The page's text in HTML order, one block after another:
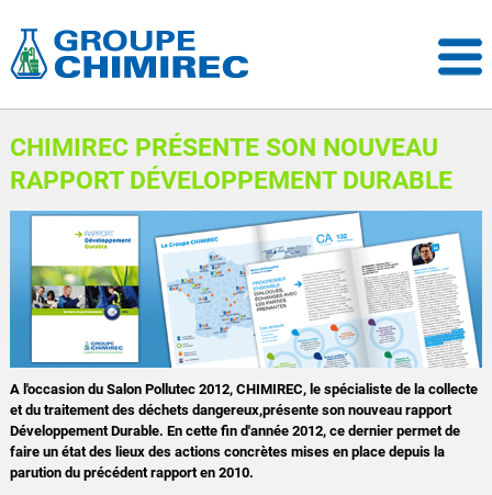
CHIMIREC PRÉSENTE SON NOUVEAU
RAPPORT DÉVELOPPEMENT DURABLE
A l'occasion du Salon Pollutec 2012, CHIMIREC, le spécialiste de la collecte
et du traitement des déchets dangereux,présente son nouveau rapport
Développement Durable. En cette fin d'année 2012, ce dernier permet de
faire un état des lieux des actions concrètes mises en place depuis la
parution du précédent rapport en 2010.